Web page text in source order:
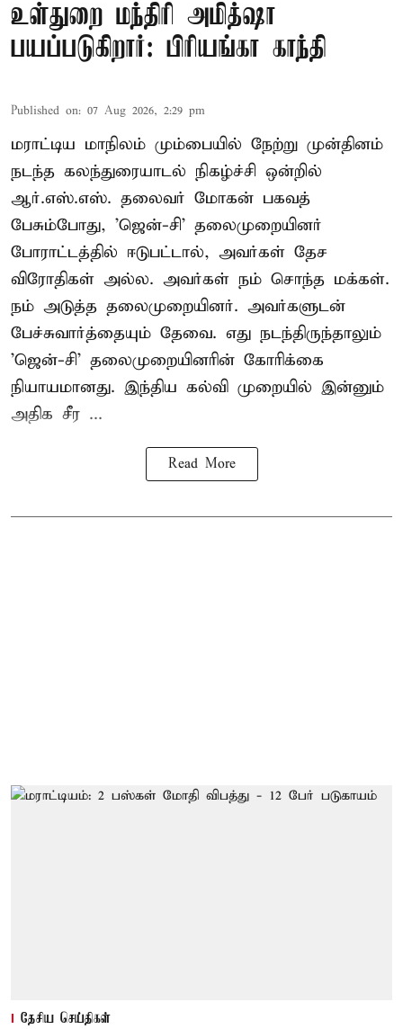
உள்துறை மந்திரி அமித்ஷா
பயப்படுகிறார்: பிரியங்கா காந்தி
Published on: 07 Aug 2026, 2:29 pm
மராட்டிய மாநிலம் மும்பையில் நேற்று முன்தினம்
நடந்த கலந்துரையாடல் நிகழ்ச்சி ஒன்றில்
ஆர்.எஸ்.எஸ். தலைவர் மோகன் பகவத்
பேசும்போது, 'ஜென்-சி' தலைமுறையினர்
போராட்டத்தில் ஈடுபட்டால், அவர்கள் தேச
விரோதிகள் அல்ல. அவர்கள் நம் சொந்த மக்கள்.
நம் அடுத்த தலைமுறையினர். அவர்களுடன்
பேச்சுவார்த்தையும் தேவை. எது நடந்திருந்தாலும்
'ஜென்-சி' தலைமுறையினரின் கோரிக்கை
நியாயமானது. இந்திய கல்வி முறையில் இன்னும்
அதிக சீர ...
Read More
தேசிய செய்திகள்